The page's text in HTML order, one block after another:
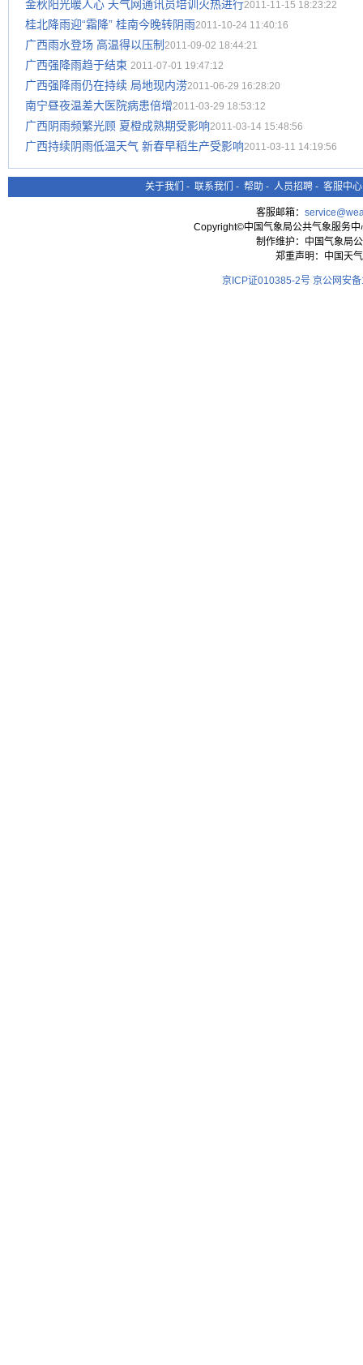
金秋阳光暖人心 天气网通讯员培训火热进行2011-11-15 18:23:22
桂北降雨迎“霜降” 桂南今晚转阴雨2011-10-24 11:40:16
广西雨水登场 高温得以压制 2011-09-02 18:44:21
广西强降雨趋于结束 2011-07-01 19:47:12
广西强降雨仍在持续 局地现内涝2011-06-29 16:28:20
南宁昼夜温差大医院病患倍增2011-03-29 18:53:12
广西阴雨频繁光顾 夏橙成熟期受影响2011-03-14 15:48:56
广西持续阴雨低温天气 新春早稻生产受影响2011-03-11 14:19:56
关于我们 - 联系我们 - 帮助 - 人员招聘 - 客服中心
客服邮箱：
Copyright©中国气象局公共气象服务
制作维护：中国气象局
郑重声明：中国天
京ICP证010385-2号 京公网安